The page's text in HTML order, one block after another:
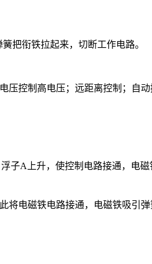
把衔铁拉起来，切断工作电路。
控制高电压；远距离控制；自动
A上升，使控制电路接通，电
电磁铁电路接通，电磁铁吸引